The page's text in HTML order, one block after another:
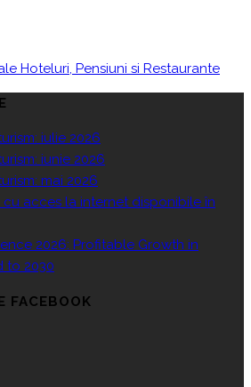
iulie 2026
iunie 2026
mai 2026
cu acces la internet disponibile în
2026: Profitable Growth in
to 2030
FACEBOOK